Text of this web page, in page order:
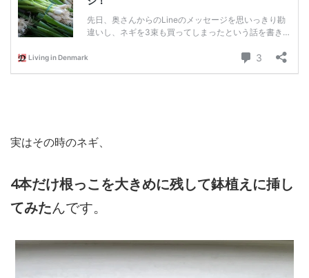
ABOUT US - サイトについて
実はその時のネギ、
4本だけ根っこを大きめに残して鉢植えに挿し
てみたんです。